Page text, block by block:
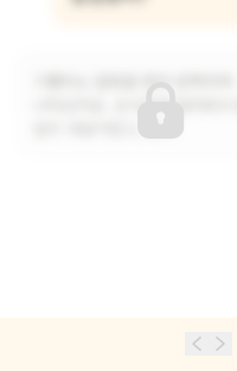
없이 재잘거렸고, 만나